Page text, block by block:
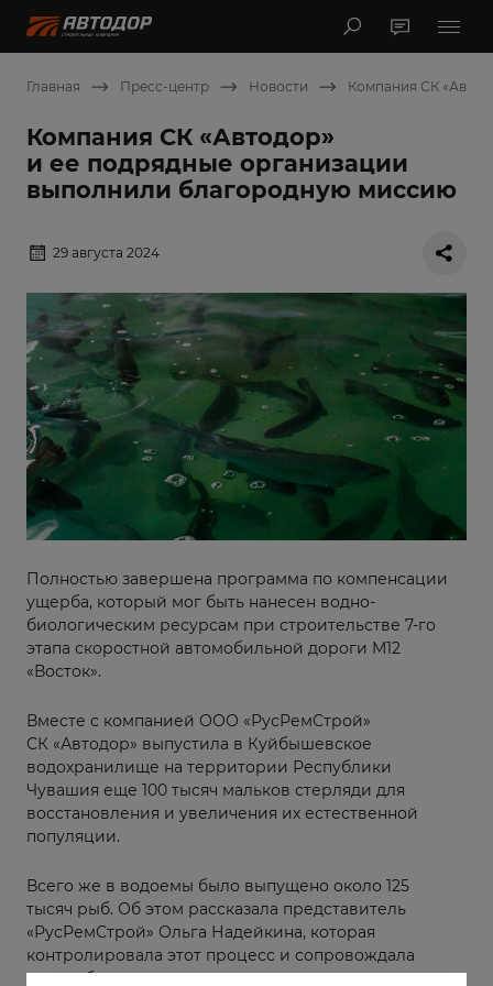
Главная Пресс-центр Новости Компания СК
Компания СК «Автодор»
и ее подрядные организации
выполнили благородную миссию
29 августа 2024
Полностью завершена программа по компенсации
ущерба, который мог быть нанесен водно-
биологическим ресурсам при строительстве 7-го
этапа скоростной автомобильной дороги М12
«Восток».
Вместе с компанией ООО «РусРемСтрой»
СК «Автодор» выпустила в Куйбышевское
водохранилище на территории Республики
Чувашия еще 100 тысяч мальков стерляди для
восстановления и увеличения их естественной
популяции.
Всего же в водоемы было выпущено около 125
тысяч рыб. Об этом рассказала представитель
«РусРемСтрой» Ольга Надейкина, которая
контролировала этот процесс и сопровождала
автомобили с молодью в течение нескольких дней.